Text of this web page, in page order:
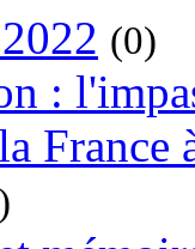
(0)
:
France